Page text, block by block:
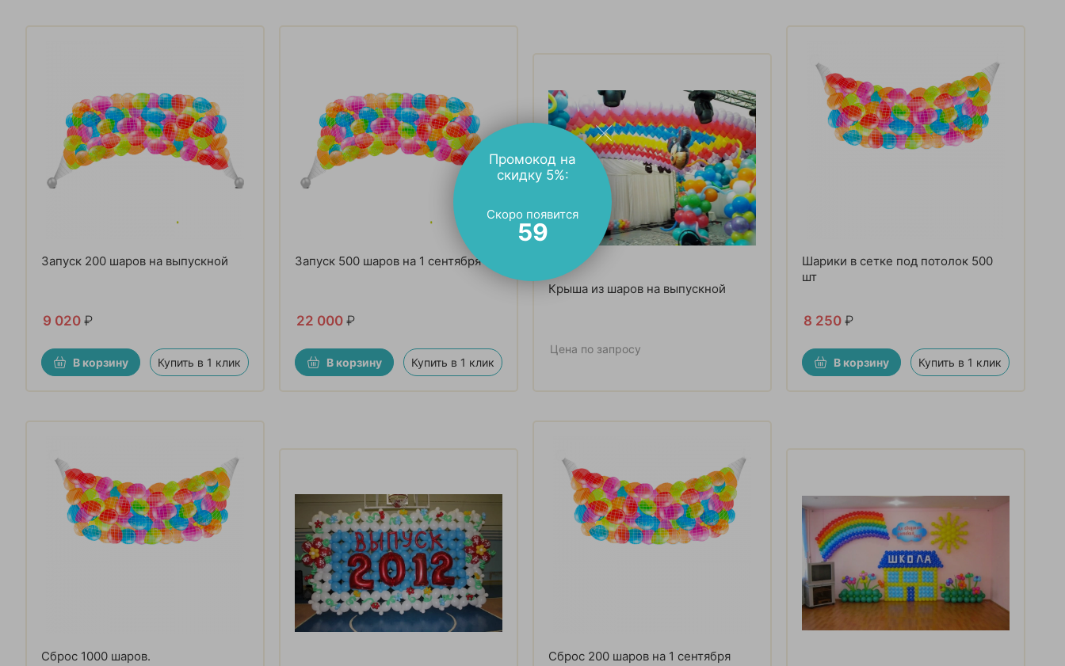
Запуск 200 шаров на выпускной
9 020 ₽
В корзину Купить в 1 клик
Запуск 500 шаров на 1 сентября
22 000 ₽
В корзину Купить в 1 клик
Крыша из шаров на выпускной
Цена по запросу
Шарики в сетке под потолок 500
шт
8 250 ₽
В корзину Купить в 1 клик
Сброс 1000 шаров. Сброс 200 шаров на 1 сентября
Промокод на
скидку 5%:
Скоро появится
58